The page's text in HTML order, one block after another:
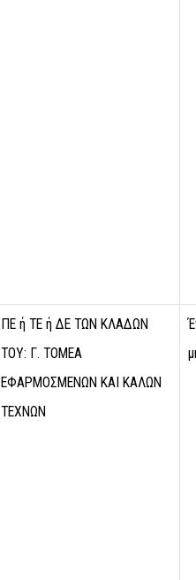
ΠΕ ή ΤΕ ή ΔΕ ΤΩΝ ΚΛΑΔΩΝ
ΤΟΥ: Γ. ΤΟΜΕΑ
ΕΦΑΡΜΟΣΜΕΝΩΝ ΚΑΙ ΚΑΛΩΝ
ΤΕΧΝΩΝ